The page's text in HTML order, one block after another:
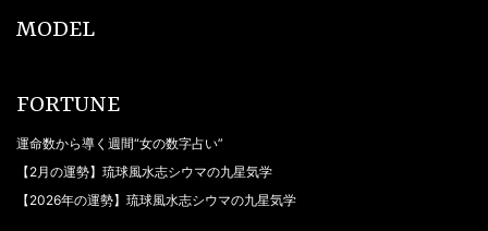
MODEL
FORTUNE
運命数から導く週間“女の数字占い”
【2月の運勢】琉球風水志シウマの九星気学
【2026年の運勢】琉球風水志シウマの九星気学